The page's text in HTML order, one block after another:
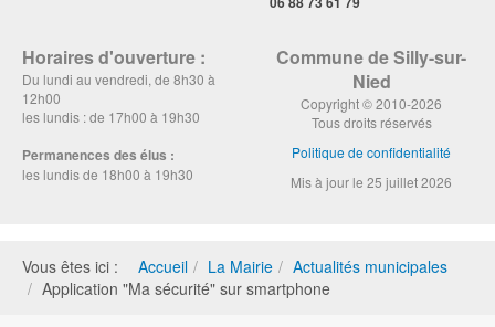
Horaires d'ouverture :
Du lundi au vendredi, de 8h30 à
12h00
les lundis : de 17h00 à 19h30
Permanences des élus :
les lundis de 18h00 à 19h30
Commune de Silly-sur-
Nied
Copyright © 2010-2026
Tous droits réservés
Politique de confidentialité
Mis à jour le 25 juillet 2026
Vous êtes ici : Accueil La Mairie
Actualités municipales
Application "Ma sécurité" sur smartphone